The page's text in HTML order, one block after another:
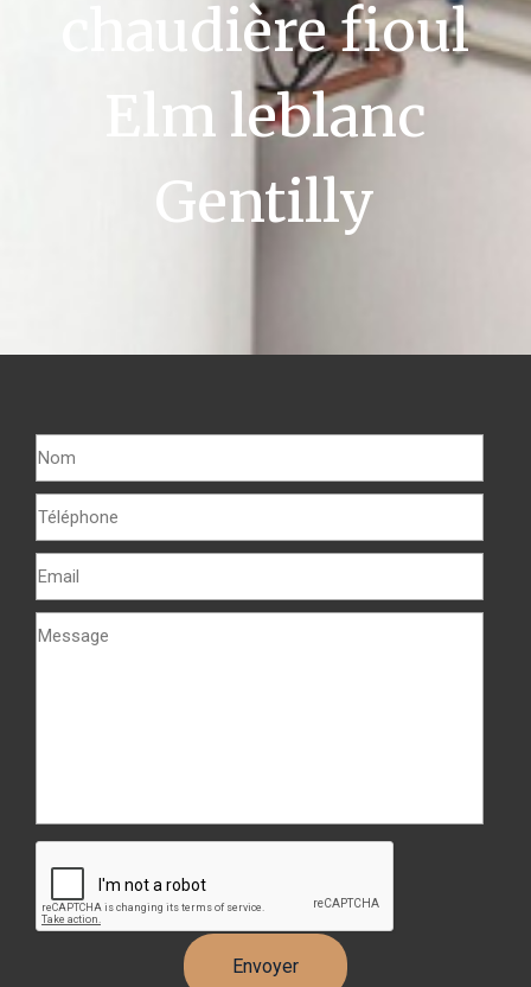
chaudière fioul
Elm leblanc
Gentilly